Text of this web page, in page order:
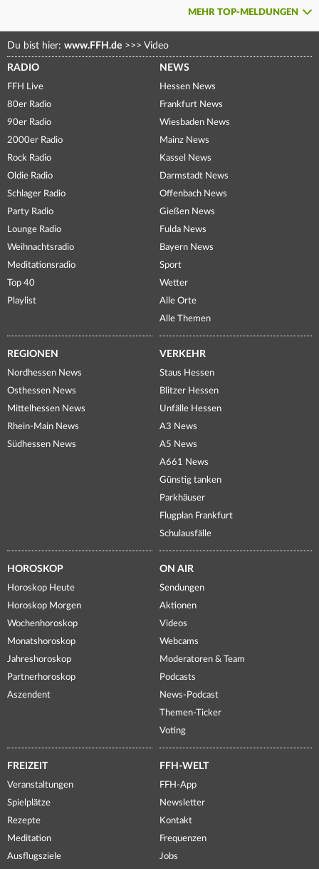
MEHR TOP-MELDUNGEN
Du bist hier: www.FFH.de >>> Video
RADIO
FFH Live
80er Radio
90er Radio
2000er Radio
Rock Radio
Oldie Radio
Schlager Radio
Party Radio
Lounge Radio
Weihnachtsradio
Meditationsradio
Top 40
Playlist
NEWS
Hessen News
Frankfurt News
Wiesbaden News
Mainz News
Kassel News
Darmstadt News
Offenbach News
Gießen News
Fulda News
Bayern News
Sport
Wetter
Alle Orte
Alle Themen
REGIONEN
Nordhessen News
Osthessen News
Mittelhessen News
Rhein-Main News
Südhessen News
VERKEHR
Staus Hessen
Blitzer Hessen
Unfälle Hessen
A3 News
A5 News
A661 News
Günstig tanken
Parkhäuser
Flugplan Frankfurt
Schulausfälle
HOROSKOP
Horoskop Heute
Horoskop Morgen
Wochenhoroskop
Monatshoroskop
Jahreshoroskop
Partnerhoroskop
Aszendent
ON AIR
Sendungen
Aktionen
Videos
Webcams
Moderatoren & Team
Podcasts
News-Podcast
Themen-Ticker
Voting
FREIZEIT
Veranstaltungen
Spielplätze
Rezepte
Meditation
Ausflugsziele
FFH-WELT
FFH-App
Newsletter
Kontakt
Frequenzen
Jobs